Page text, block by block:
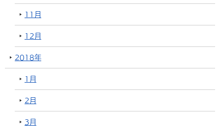
11月
12月
2018年
1月
2月
3月